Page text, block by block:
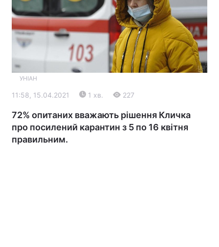
Головна Війна
УНІАН
11:58, 15.04.2021 1 хв. 227
72% опитаних вважають рішення Кличка
про посилений карантин з 5 по 16 квітня
правильним.